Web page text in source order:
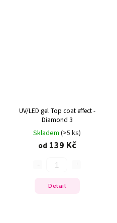
UV/LED gel Top coat effect -
Diamond 3
Skladem (>5 ks)
od 139 Kč
Detail